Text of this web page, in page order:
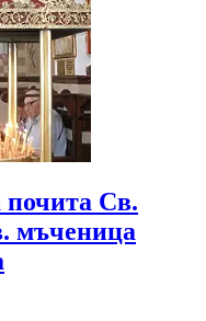
почита Св.
мъченица